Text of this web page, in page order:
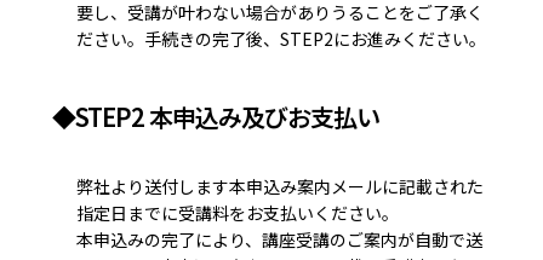
要し、受講が叶わない場合がありうることをご了承く
ださい。手続きの完了後、STEP2にお進みください。
◆STEP2 本申込み及びお支払い
弊社より送付します本申込み案内メールに記載された
指定日までに受講料をお支払いください。
本申込みの完了により、講座受講のご案内が自動で送